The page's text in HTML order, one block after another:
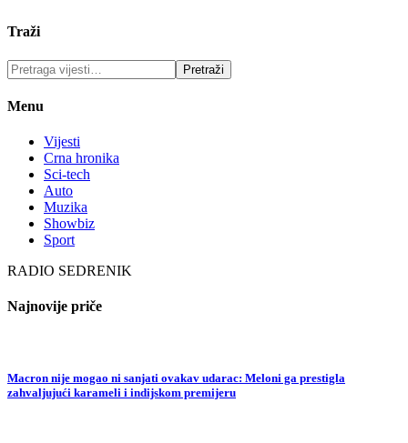
Traži
Menu
Vijesti
Crna hronika
Sci-tech
Auto
Muzika
Showbiz
Sport
RADIO SEDRENIK
Najnovije priče
Macron nije mogao ni sanjati ovakav udarac: Meloni ga prestigla
zahvaljujući karameli i indijskom premijeru